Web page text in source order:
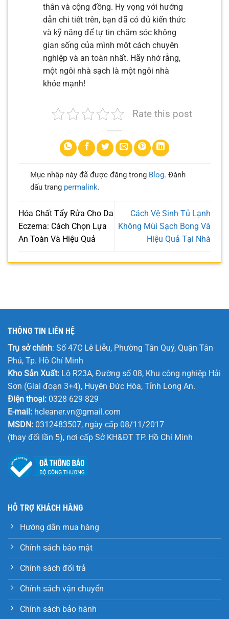
thân và cộng đồng. Hy vọng với hướng
dẫn chi tiết trên, bạn đã có đủ kiến thức
và kỹ năng để tự tin chăm sóc không
gian sống của mình một cách chuyên
nghiệp và an toàn nhất. Hãy nhớ rằng,
một ngôi nhà sạch là một ngôi nhà
khỏe mạnh!
Rate this post
Mục nhập này đã được đăng trong Blog. Đánh
dấu trang permalink.
Hóa Chất Tẩy Rửa Cho Da
Eczema: Cách Chọn Lựa
An Toàn Và Hiệu Quả
Cách Vệ Sinh Tủ Lạnh
Không Mùi Sạch Bong Và
Hiệu Quả Tại Nhà
THÔNG TIN LIÊN HỆ
Trụ sở chính: Số 47C Lê Liễu, Phường Tân Quý, Quận Tân
Phú, Tp. Hồ Chí Minh
Kho Sản Xuất: Lô R23A, Đường số 08, Khu công nghiệp Hải
Sơn (Giai đoạn 3+4), Huyện Đức Hòa, Tỉnh Long An.
Điện thoại: 0328 629 829
E-mail: hcleaner.vn@gmail.com
MSDN: 0312483507, ngày cấp 08/11/2017
(thay đổi lần 5), nơi cấp Sở KH&ĐT TP. Hồ Chí Minh
HỖ TRỢ KHÁCH HÀNG
Hướng dẫn mua hàng
Chính sách bảo mật
Chính sách đổi trả
Chính sách vận chuyển
Chính sách bảo hành